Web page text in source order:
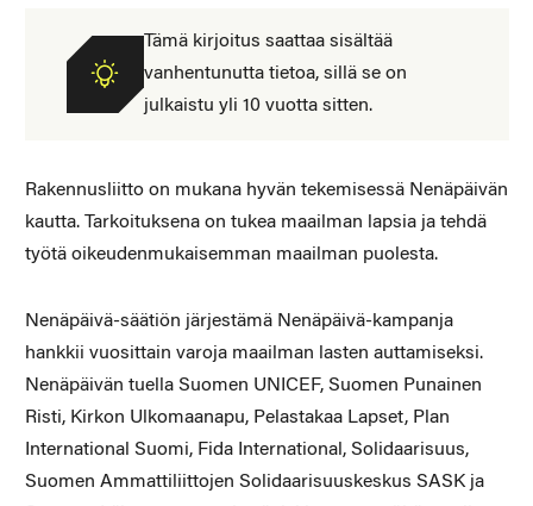
Tämä kirjoitus saattaa sisältää
vanhentunutta tietoa, sillä se on
julkaistu yli 10 vuotta sitten.
Rakennusliitto on mukana hyvän tekemisessä Nenäpäivän
kautta. Tarkoituksena on tukea maailman lapsia ja tehdä
työtä oikeudenmukaisemman maailman puolesta.
Nenäpäivä-säätiön järjestämä Nenäpäivä-kampanja
hankkii vuosittain varoja maailman lasten auttamiseksi.
Nenäpäivän tuella Suomen UNICEF, Suomen Punainen
Risti, Kirkon Ulkomaanapu, Pelastakaa Lapset, Plan
International Suomi, Fida International, Solidaarisuus,
Suomen Ammattiliittojen Solidaarisuuskeskus SASK ja